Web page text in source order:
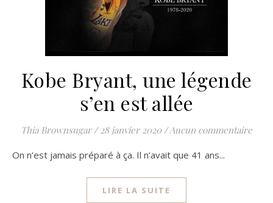
Kobe Bryant, une légende
s’en est allée
Thia Brownsugar / 28 janvier 2020 /Aucun commentaire
On n’est jamais préparé à ça. Il n’avait que 41 ans...
LIRE LA SUITE